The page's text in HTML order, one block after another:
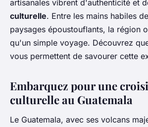
artisanales vibrent d'authenticité et
culturelle. Entre les mains habiles
paysages époustouflants, la région
qu'un simple voyage. Découvrez
vous permettent de savourer cette
Embarquez pour une
culturelle au Guatemala
Le Guatemala, avec ses volcans